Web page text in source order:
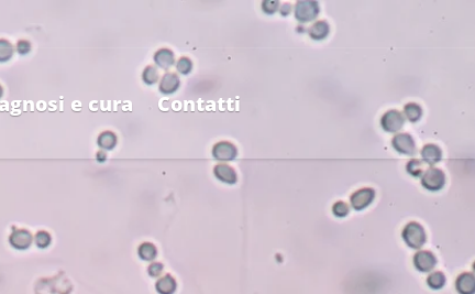
e cura Contatti